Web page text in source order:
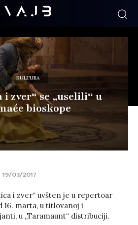
KULTURA
i zver“ se „uselili“ u
bioskope
19/03/2017
i zver“ uvšten je u repertoar
16. marta, u titlovanoj i
u „Taramaunt“ distribuciji.